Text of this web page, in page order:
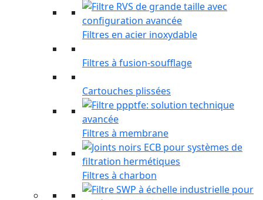
Filtres en acier inoxydable
Filtres à fusion-soufflage
Cartouches plissées
Filtres à membrane
Filtres à charbon